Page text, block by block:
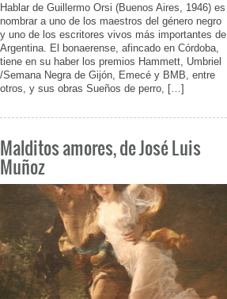
Hablar de Guillermo Orsi (Buenos Aires, 1946) es
nombrar a uno de los maestros del género negro
y uno de los escritores vivos más importantes de
Argentina. El bonaerense, afincado en Córdoba,
tiene en su haber los premios Hammett, Umbriel
/Semana Negra de Gijón, Emecé y BMB, entre
otros, y sus obras Sueños de perro, […]
Malditos amores, de José Luis
Muñoz